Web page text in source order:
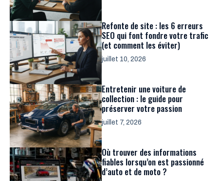
Refonte de site : les 6 erreurs
SEO qui font fondre votre trafic
(et comment les éviter)
juillet 10, 2026
Entretenir une voiture de
collection : le guide pour
préserver votre passion
juillet 7, 2026
Où trouver des informations
fiables lorsqu’on est passionné
d’auto et de moto ?